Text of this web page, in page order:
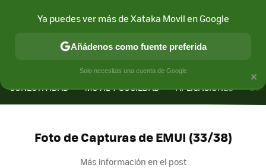
CONECTIVIDAD MÓVIL Y SOCIEDAD APLICACIONES
Foto de Capturas de EMUI (33/38)
Más información en el post
×
Ya puedes ver más de Xataka Movil en Google
Añádenos como fuente preferida
Solo necesitas una cuenta de Google